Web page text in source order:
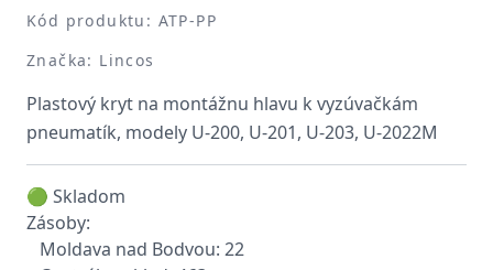
Kód produktu: ATP-PP
Značka: Lincos
Plastový kryt na montážnu hlavu k vyzúvačkám
pneumatík, modely U-200, U-201, U-203, U-2022M
🟢 Skladom
Zásoby:
Moldava nad Bodvou: 22